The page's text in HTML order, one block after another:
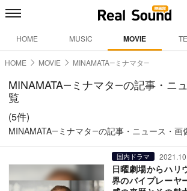
HOME MUSIC MOVIE
HOME MOVIE MINAMATA―ミナマタ―
MINAMATA―ミナマタ―の記事・ニ
覧
(5件)
MINAMATA―ミナマタ―の記事・ニュース・画
国内ドラマ
日曜劇場からハリ
界のバイプレー